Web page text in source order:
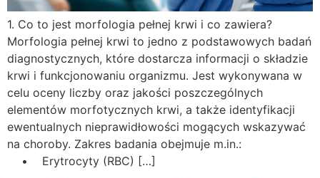
1. Co to jest morfologia pełnej krwi i co zawiera?
Morfologia pełnej krwi to jedno z podstawowych badań
diagnostycznych, które dostarcza informacji o składzie
krwi i funkcjonowaniu organizmu. Jest wykonywana w
celu oceny liczby oraz jakości poszczególnych
elementów morfotycznych krwi, a także identyfikacji
ewentualnych nieprawidłowości mogących wskazywać
na choroby. Zakres badania obejmuje m.in.:
• Erytrocyty (RBC) […]